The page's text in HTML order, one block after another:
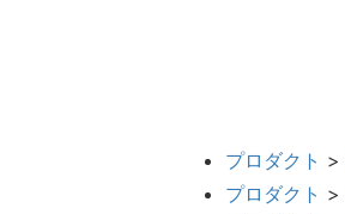
プロダクト >
プロダクト >